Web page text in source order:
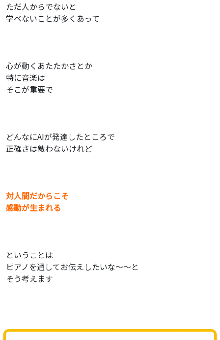
ただ人からでないと
学べないことが多くあって
心が動くあたたかさとか
特に音楽は
そこが重要で
どんなにAIが発達したところで
正確さは敵わないけれど
対人間だからこそ
感動が生まれる
ということは
ピアノを通してお伝えしたいな〜〜と
そう考えます